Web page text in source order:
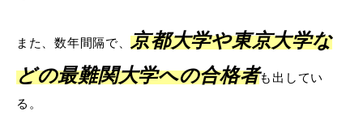
また、数年間隔で、 京都大学や東京大学な
どの最難関大学への合格者も出してい
る。